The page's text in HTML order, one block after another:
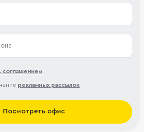
соглашением
рекламных рассылок
Посмотреть офис